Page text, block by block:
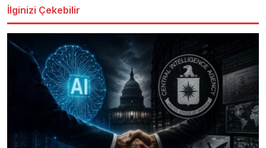
İlginizi Çekebilir